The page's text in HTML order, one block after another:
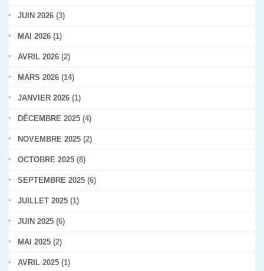
JUIN 2026 (3)
MAI 2026 (1)
AVRIL 2026 (2)
MARS 2026 (14)
JANVIER 2026 (1)
DÉCEMBRE 2025 (4)
NOVEMBRE 2025 (2)
OCTOBRE 2025 (8)
SEPTEMBRE 2025 (6)
JUILLET 2025 (1)
JUIN 2025 (6)
MAI 2025 (2)
AVRIL 2025 (1)